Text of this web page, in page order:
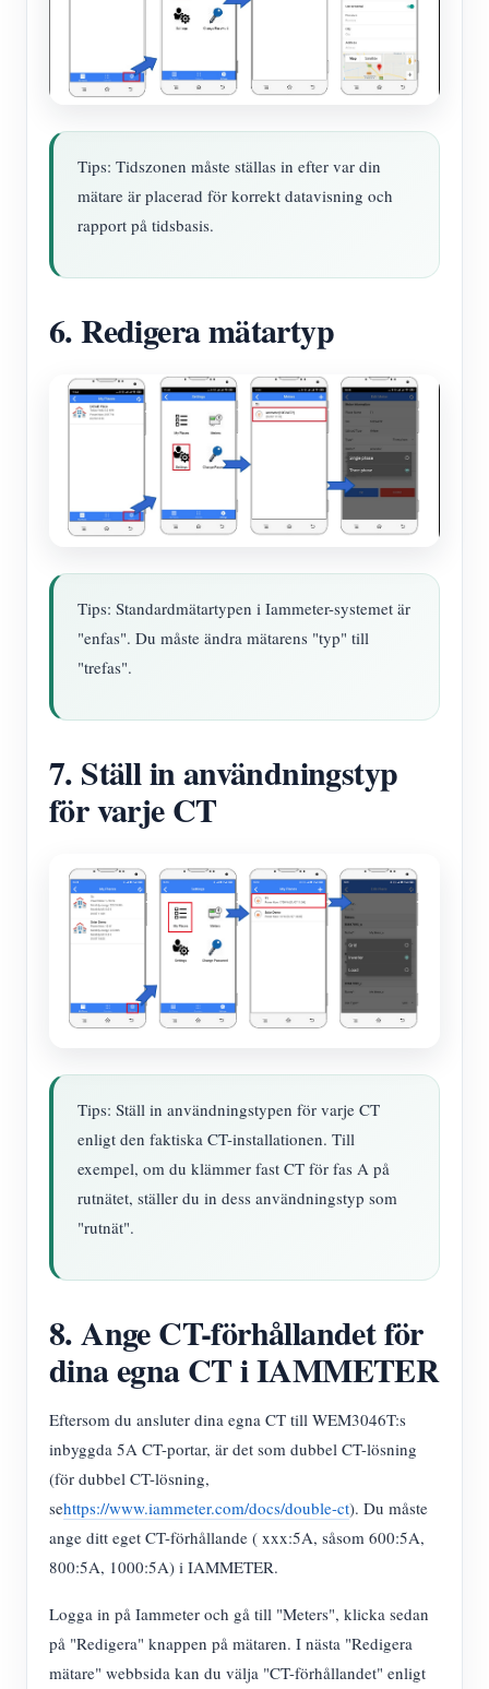
Tips: Tidszonen måste ställas in efter var din
mätare är placerad för korrekt datavisning och
rapport på tidsbasis.
6. Redigera mätartyp
Tips: Standardmätartypen i Iammeter-systemet är
"enfas". Du måste ändra mätarens "typ" till
"trefas".
7. Ställ in användningstyp
för varje CT
Tips: Ställ in användningstypen för varje CT
enligt den faktiska CT-installationen. Till
exempel, om du klämmer fast CT för fas A på
rutnätet, ställer du in dess användningstyp som
"rutnät".
8. Ange CT-förhållandet för
dina egna CT i IAMMETER
Eftersom du ansluter dina egna CT till WEM3046T:s
inbyggda 5A CT-portar, är det som dubbel CT-lösning
(för dubbel CT-lösning,
sehttps://www.iammeter.com/docs/double-ct). Du måste
ange ditt eget CT-förhållande ( xxx:5A, såsom 600:5A,
800:5A, 1000:5A) i IAMMETER.
Logga in på Iammeter och gå till "Meters", klicka sedan
på "Redigera" knappen på mätaren. I nästa "Redigera
mätare" webbsida kan du välja "CT-förhållandet" enligt